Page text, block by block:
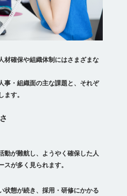
材確保や組織体制にはさまざまな
事・組織面の主な課題と、それぞ
動が難航し、ようやく確保した人
状態が続き、採用・研修にかかる